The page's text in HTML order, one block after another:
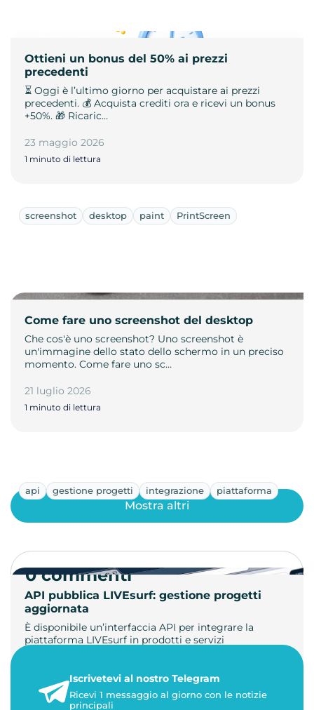
Ottieni un bonus del 50% ai prezzi
precedenti
⏳ Oggi è l’ultimo giorno per acquistare ai prezzi
precedenti. 💰 Acquista crediti ora e ricevi un bonus
+50%. 🎁 Ricaric…
23 maggio 2026
1 minuto di lettura
screenshot desktop paint PrintScreen
Come fare uno screenshot del desktop
Che cos'è uno screenshot? Uno screenshot è
un'immagine dello stato dello schermo in un preciso
momento. Come fare uno sc…
21 luglio 2026
1 minuto di lettura
api gestione progetti integrazione piattaforma
API pubblica LIVEsurf: gestione progetti
aggiornata
È disponibile un’interfaccia API per integrare la
piattaforma LIVEsurf in prodotti e servizi
23 maggio 2026
1 minuto di lettura
Mostra altri
0 commenti
Iscrivetevi al nostro Telegram
Ricevi 1 messaggio al giorno con le notizie
principali